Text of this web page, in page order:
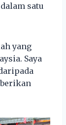
satu
yang
Saya